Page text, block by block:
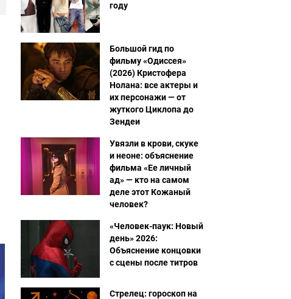
году
Большой гид по
фильму «Одиссея»
(2026) Кристофера
Нолана: все актеры и
их персонажи — от
жуткого Циклопа до
Зендеи
Увязли в крови, скуке
и неоне: объяснение
фильма «Ее личный
ад» — кто на самом
деле этот Кожаный
человек?
«Человек-паук: Новый
день» 2026:
Объяснение концовки
с сцены после титров
Стрелец: гороскоп на